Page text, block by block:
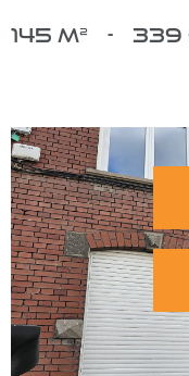
145 m² - 339